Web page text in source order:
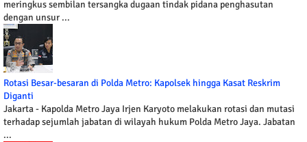
meringkus sembilan tersangka dugaan tindak pidana penghasutan
dengan unsur ...
Rotasi Besar-besaran di Polda Metro: Kapolsek hingga Kasat Reskrim
Diganti
Jakarta - Kapolda Metro Jaya Irjen Karyoto melakukan rotasi dan mutasi
terhadap sejumlah jabatan di wilayah hukum Polda Metro Jaya. Jabatan
...